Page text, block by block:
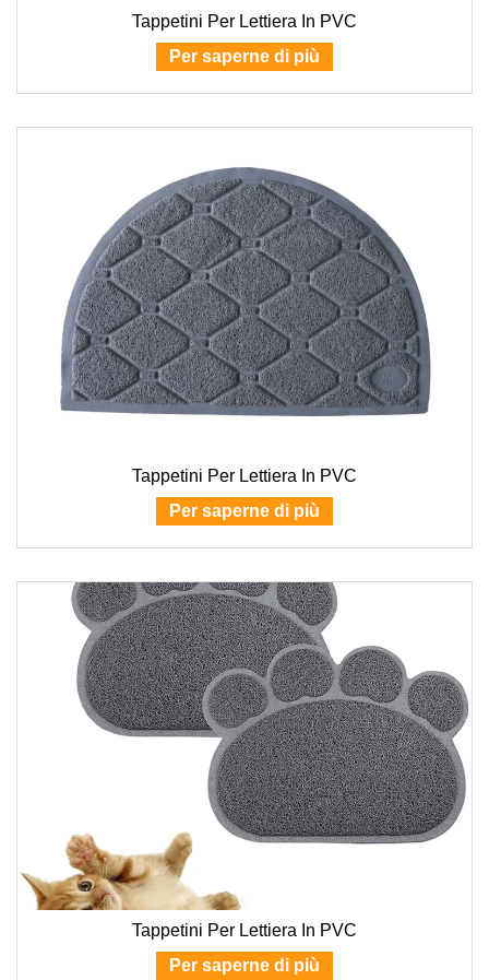
Tappetini Per Lettiera In PVC
Per saperne di più
Tappetini Per Lettiera In PVC
Per saperne di più
Tappetini Per Lettiera In PVC
Per saperne di più